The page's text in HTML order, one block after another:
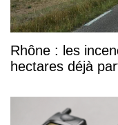
Rhône : les
hectares déjà